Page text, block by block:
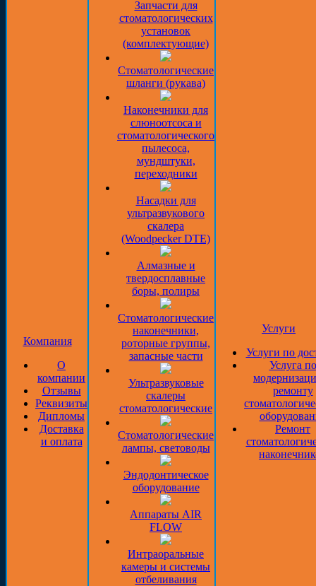
Компания
О
компании
Отзывы
Реквизиты
Дипломы
Доставка
и оплата
Запчасти для
стоматологических
установок
(комплектующие)
Стоматологические
шланги (рукава)
Наконечники для
слюноотсоса и
стоматологического
пылесоса,
мундштуки,
переходники
Насадки для
ультразвукового
скалера
(Woodpecker DTE)
Алмазные и
твердосплавные
боры, полиры
Стоматологические
наконечники,
роторные группы,
запасные части
Ультразвуковые
скалеры
стоматологические
Стоматологические
лампы, световоды
Эндодонтическое
оборудование
Аппараты AIR
FLOW
Интраоральные
камеры и системы
отбеливания
Услуги
Услуги по
Услуга по
ремонту
Ремонт